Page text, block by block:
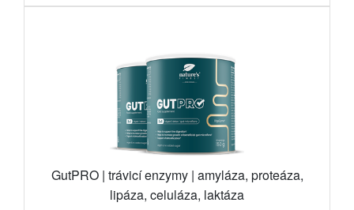
GutPRO | trávicí enzymy | amyláza, proteáza,
lipáza, celuláza, laktáza